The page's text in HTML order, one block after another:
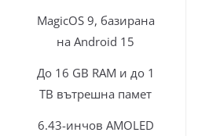
MagicOS 9, базирана
на Android 15
До 16 GB RAM и до 1
TB вътрешна памет
6.43-инчов AMOLED